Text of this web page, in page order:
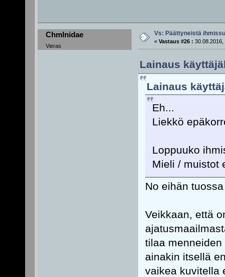
Chmlnidae
Vieras
Vs: Päättyneistä
« Vastaus #26 : 30.08.2016,
Lainaus
Lainaus
Eh...
Liekkö
Loppuuko
Mieli / muistot
No eihän
Veikkaan, että
tilaa
ainakin itsellä
vaikea kuvitella